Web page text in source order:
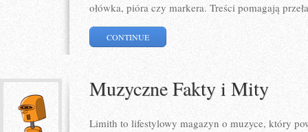
ołówka, pióra czy markera. Treści pomagają
CONTINUE
Muzyczne Fakty i Mity
Limith to lifestylowy magazyn o muzyce, który